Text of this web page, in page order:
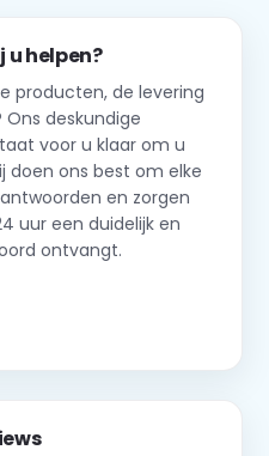
u helpen?
producten, de levering
deskundige
voor u klaar om u
doen ons best om elke
en zorgen
uur een duidelijk en
ontvangt.